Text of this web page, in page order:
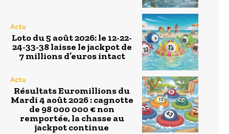
Actu
Loto du 5 août 2026: le 12-22-
24-33-38 laisse le jackpot de
7 millions d’euros intact
Actu
Résultats Euromillions du
Mardi 4 août 2026 : cagnotte
de 98 000 000 € non
remportée, la chasse au
jackpot continue